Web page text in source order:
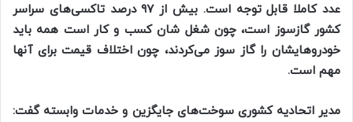
عدد کاملا قابل توجه است. بیش از ۹۷ درصد تاکسی‌های سراسر
کشور گازسوز است، چون شغل شان کسب و کار است همه باید
خودروهایشان را گاز سوز می‌کردند، چون اختلاف قیمت برای آنها
مهم است.
مدیر اتحادیه کشوری سوخت‌های جایگزین و خدمات وابسته گفت: